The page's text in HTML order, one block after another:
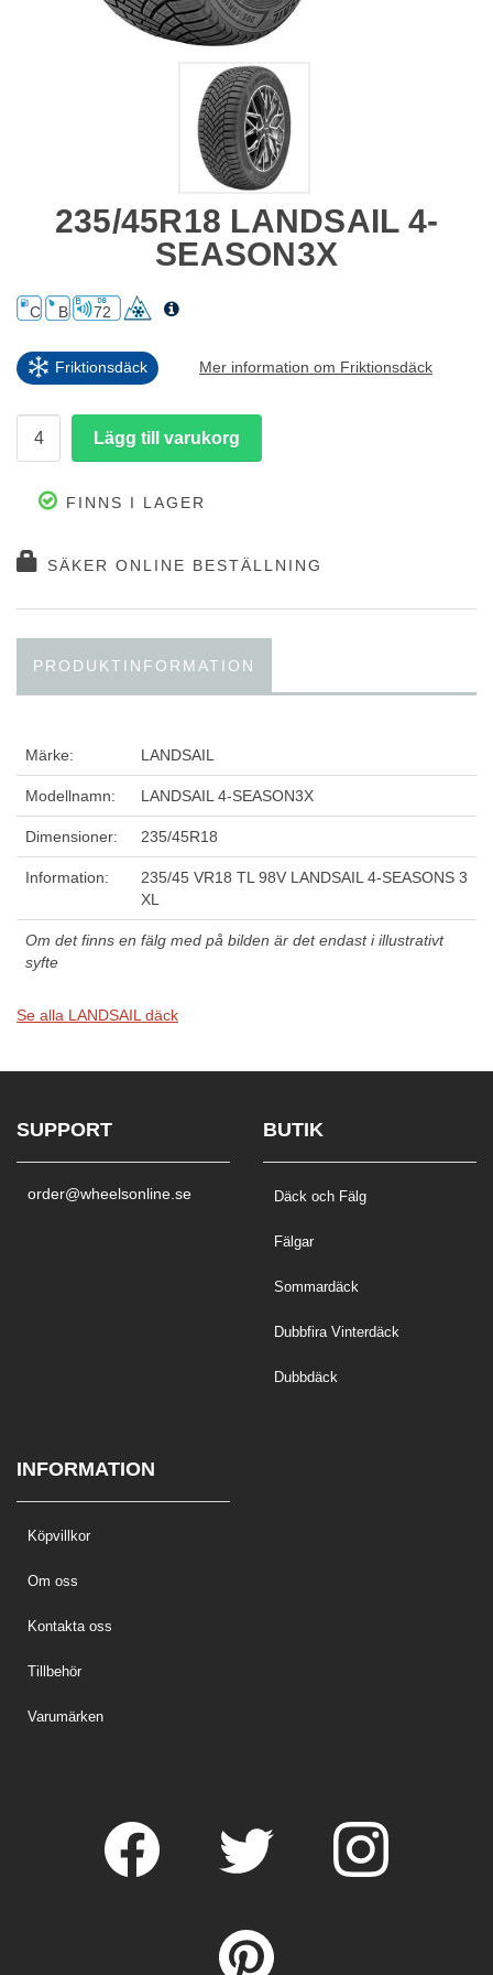
235/45R18 LANDSAIL 4-
SEASON3X
C B 72
Friktionsdäck Mer information om Friktionsdäck
FINNS I LAGER
SÄKER ONLINE BESTÄLLNING
PRODUKTINFORMATION
Märke: LANDSAIL
Modellnamn: LANDSAIL 4-SEASON3X
Dimensioner: 235/45R18
Information:
235/45 VR18 TL 98V LANDSAIL 4-SEASONS 3
XL
Om det finns en fälg med på bilden är det endast i illustrativt
syfte
Se alla LANDSAIL däck
SUPPORT
order@wheelsonline.se
BUTIK
Däck och Fälg
Fälgar
Sommardäck
Dubbfira Vinterdäck
Dubbdäck
INFORMATION
Köpvillkor
Om oss
Kontakta oss
Tillbehör
Varumärken